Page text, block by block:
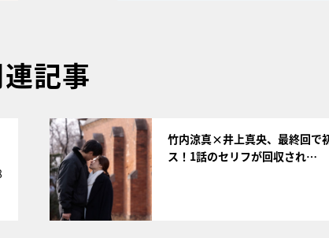
記事
竹内涼真×井上真央、最終回で
ス！1話のセリフが回収され…